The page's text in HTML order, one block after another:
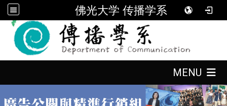
佛光大学 传播学系
MENU